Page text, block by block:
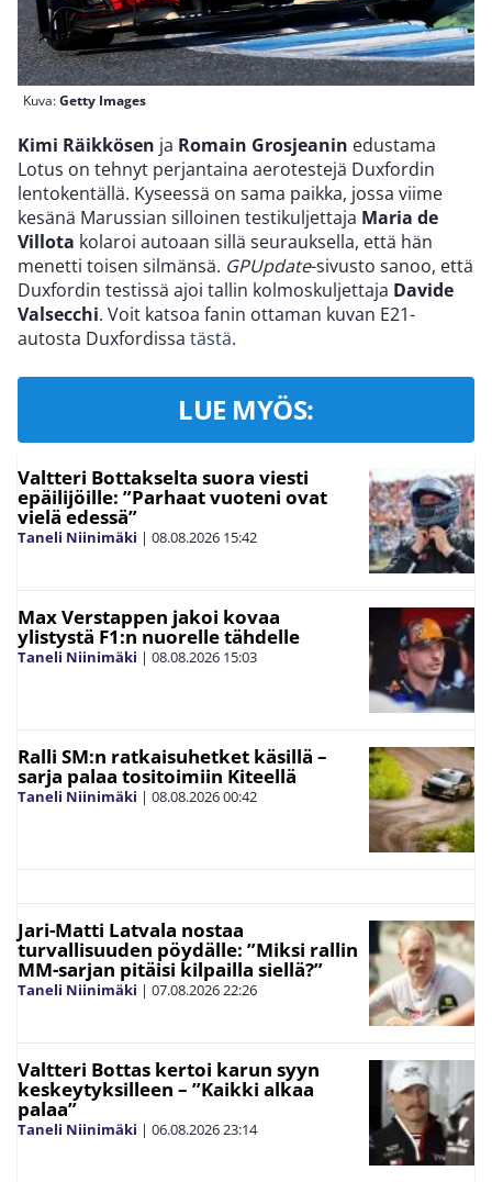
Kuva:Getty Images
Kimi Räikkösen ja Romain Grosjeanin edustama
Lotus on tehnyt perjantaina aerotestejä Duxfordin
lentokentällä. Kyseessä on sama paikka, jossa viime
kesänä Marussian silloinen testikuljettaja Maria de
Villota kolaroi autoaan sillä seurauksella, että hän
menetti toisen silmänsä. GPUpdate-sivusto sanoo, että
Duxfordin testissä ajoi tallin kolmoskuljettaja Davide
Valsecchi. Voit katsoa fanin ottaman kuvan E21-
autosta Duxfordissa tästä.
LUE MYÖS:
Valtteri Bottakselta suora viesti
epäilijöille: ”Parhaat vuoteni ovat
vielä edessä”
Taneli Niinimäki | 08.08.2026 15:42
Max Verstappen jakoi kovaa
ylistystä F1:n nuorelle tähdelle
Taneli Niinimäki | 08.08.2026 15:03
Ralli SM:n ratkaisuhetket käsillä –
sarja palaa tositoimiin Kiteellä
Taneli Niinimäki | 08.08.202600:42
Jari-Matti Latvala nostaa
turvallisuuden pöydälle: ”Miksi rallin
MM-sarjan pitäisi kilpailla siellä?”
Taneli Niinimäki | 07.08.202622:26
Valtteri Bottas kertoi karun syyn
keskeytyksilleen – ”Kaikki alkaa
palaa”
Taneli Niinimäki | 06.08.202623:14